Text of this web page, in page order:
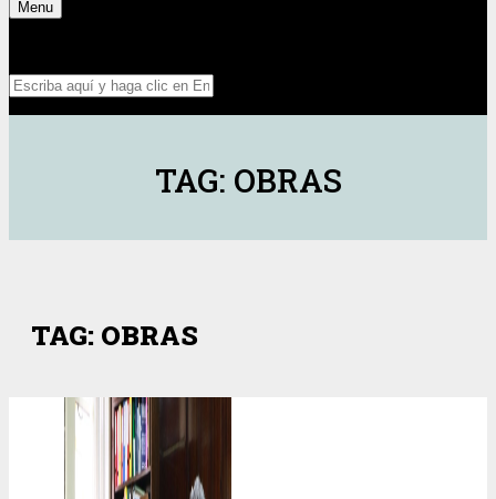
Menu
TAG: OBRAS
TAG: OBRAS